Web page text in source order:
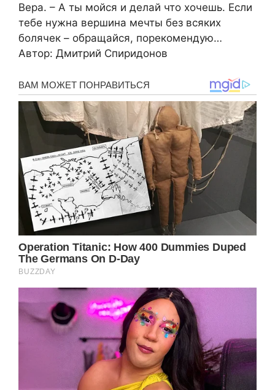
Вера. – А ты мойся и делай что хочешь. Если
тебе нужна вершина мечты без всяких
болячек – обращайся, порекомендую…
Автор: Дмитрий Спиридонов